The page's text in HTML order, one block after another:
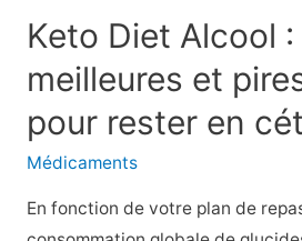
faire
de
avec
le
syndrome
Keto Diet Alcool :
meilleures et
pour rester en
Médicaments
En fonction de votre plan de